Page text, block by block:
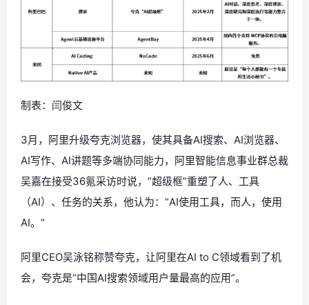
制表：闫俊文
3月，阿里升级夸克浏览器，使其具备AI搜索、AI浏览器、
AI写作、AI讲题等多端协同能力，阿里智能信息事业群总裁
吴嘉在接受36氪采访时说，“超级框”重塑了人、工具
（AI）、任务的关系，他认为：“AI使用工具，而人，使用
AI。”
阿里CEO吴泳铭称赞夸克，让阿里在AI to C领域看到了机
会，夸克是“中国AI搜索领域用户量最高的应用”。